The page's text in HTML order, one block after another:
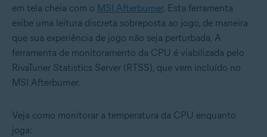
em tela cheia com o MSI Afterburner. Esta ferramenta
exibe uma leitura discreta sobreposta ao jogo, de maneira
que sua experiência de jogo não seja perturbada. A
ferramenta de monitoramento da CPU é viabilizada pelo
RivaTuner Statistics Server (RTSS), que vem incluído no
MSI Afterburner.
Veja como monitorar a temperatura da CPU enquanto
joga: